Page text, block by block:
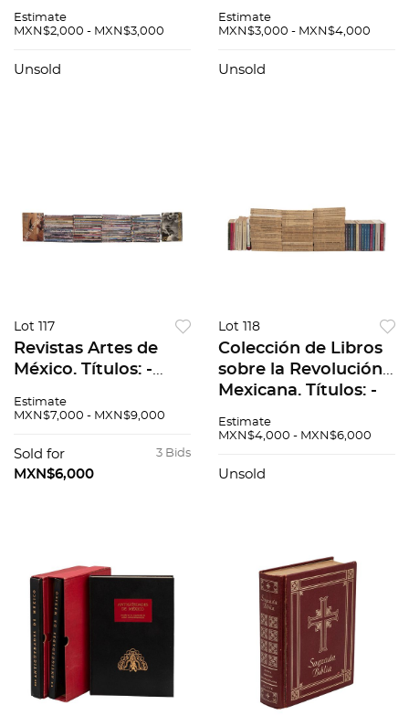
Tomos I - IV. Popular,
autorizada re...
Estimate
MXN$2,000 - MXN$3,000
Unsold
España.< Madrid:
de Gaspar y Roig,
Estimate
MXN$3,000 - MXN$4,000
Unsold
Lot 117
Revistas Artes de
México. Títulos: -
1991. -El Arte Ritual
La Colecci...
Estimate
MXN$7,000 - MXN$9,000
3 Bids
Sold for
MXN$6,000
Lot 118
Colección de Libros
sobre la Revolución
Mexicana. Títulos: -
Revolución. -En el
Estimate
MXN$4,000 - MXN$6,000
Unsold